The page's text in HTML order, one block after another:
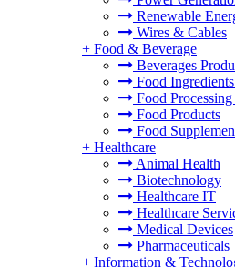
Renewable
Wires & Cables
+ Food & Beverage
Beverages
Food
Food
Food Products
Food
+ Healthcare
Animal Health
Biotechnology
Healthcare IT
Healthcare
Medical Devices
Pharmaceuticals
+ Information &